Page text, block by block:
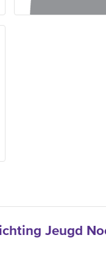
Jeugd